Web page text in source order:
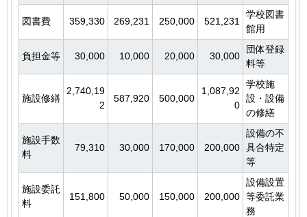
図書費 359,330 269,231 250,000 521,231
学校図書
館用
負担金等 30,000 10,000 20,000 30,000
団体登録
料等
施設修繕
2,740,19
2
587,920 500,000
1,087,92
0
学校施
設・設備
の修繕
施設手数
料
79,310 30,000 170,000 200,000
設備の不
具合特定
等
施設委託
料
151,800 50,000 150,000 200,000
設備設置
等委託業
務